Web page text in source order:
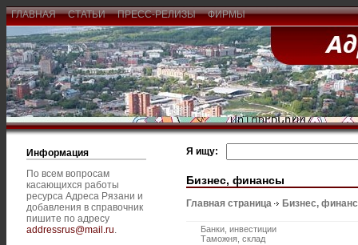
ГЛАВНАЯ СТАТЬИ ПРЕСС-РЕЛИЗЫ ФИРМЫ
Информация
По всем вопросам
касающихся работы
ресурса Адреса Рязани и
добавления в справочник
пишите по адресу
addressrus@mail.ru.
Я ищу:
Бизнес, финансы
Главная страница Бизнес,
Банки, инвестиции
Таможня, склад